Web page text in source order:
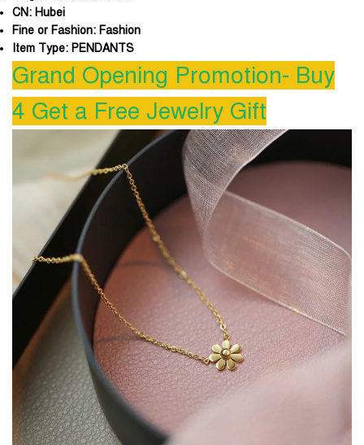
CN: Hubei
Fine or Fashion: Fashion
Item Type: PENDANTS
Grand Opening Promotion- Buy
4 Get a Free Jewelry Gift